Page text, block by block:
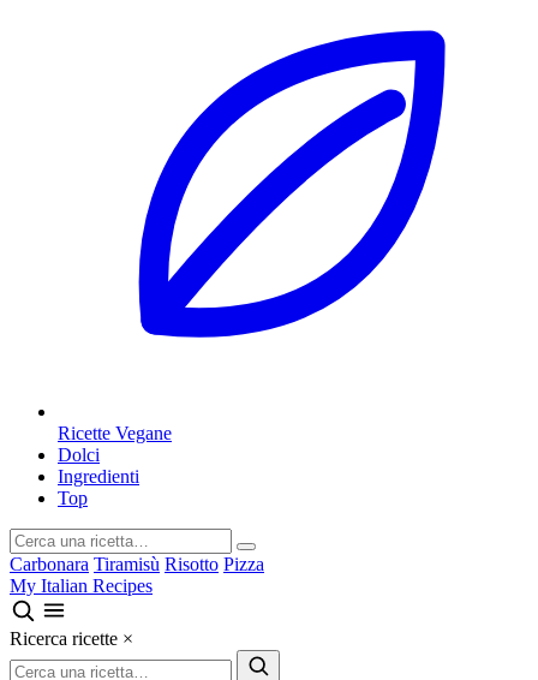
Ricette Vegane
Dolci
Ingredienti
Top
Carbonara Tiramisù Risotto Pizza
My Italian Recipes
Ricerca ricette ×